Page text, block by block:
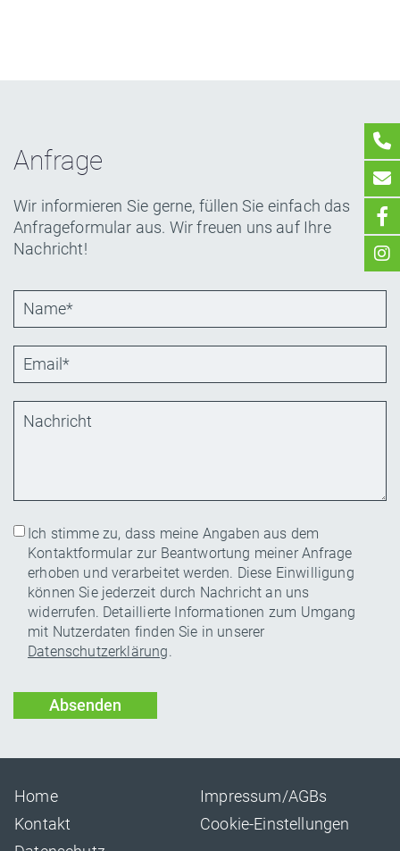
Anfrage
Wir informieren Sie gerne, füllen Sie einfach das
Anfrageformular aus. Wir freuen uns auf Ihre
Nachricht!
Ich stimme zu, dass meine Angaben aus dem
Kontaktformular zur Beantwortung meiner Anfrage
erhoben und verarbeitet werden. Diese Einwilligung
können Sie jederzeit durch Nachricht an uns
widerrufen. Detaillierte Informationen zum Umgang
mit Nutzerdaten finden Sie in unserer
Datenschutzerklärung.
a
s
a
s
Home
Kontakt
Impressum/AGBs
Cookie-Einstellungen